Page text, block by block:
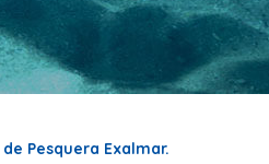
Pesquera Exalmar.